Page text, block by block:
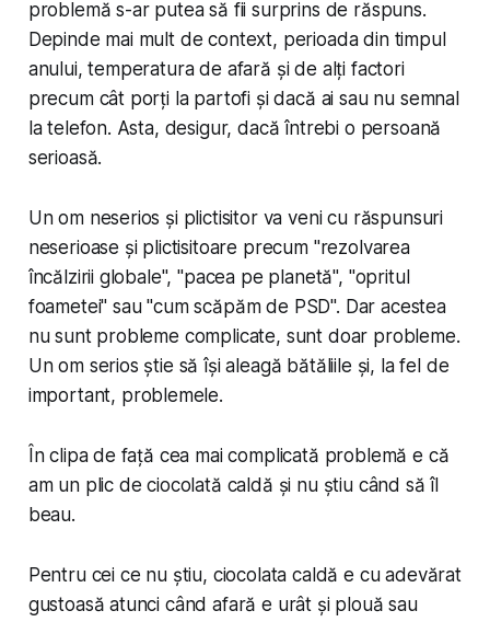
problemă s-ar putea să fii surprins de răspuns.
Depinde mai mult de context, perioada din timpul
anului, temperatura de afară și de alți factori
precum cât porți la partofi și dacă ai sau nu semnal
la telefon. Asta, desigur, dacă întrebi o persoană
serioasă.
Un om neserios și plictisitor va veni cu răspunsuri
neserioase și plictisitoare precum "rezolvarea
încălzirii globale", "pacea pe planetă", "opritul
foametei" sau "cum scăpăm de PSD". Dar acestea
nu sunt probleme complicate, sunt doar probleme.
Un om serios știe să își aleagă bătăliile și, la fel de
important, problemele.
În clipa de față cea mai complicată problemă e că
am un plic de ciocolată caldă și nu știu când să îl
beau.
Pentru cei ce nu știu, ciocolata caldă e cu adevărat
gustoasă atunci când afară e urât și plouă sau